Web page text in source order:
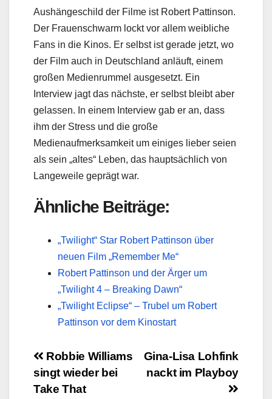
Aushängeschild der Filme ist Robert Pattinson.
Der Frauenschwarm lockt vor allem weibliche
Fans in die Kinos. Er selbst ist gerade jetzt, wo
der Film auch in Deutschland anläuft, einem
großen Medienrummel ausgesetzt. Ein
Interview jagt das nächste, er selbst bleibt aber
gelassen. In einem Interview gab er an, dass
ihm der Stress und die große
Medienaufmerksamkeit um einiges lieber seien
als sein „altes“ Leben, das hauptsächlich von
Langeweile geprägt war.
Ähnliche Beiträge:
„Twilight“ Star Robert Pattinson über
neuen Film „Remember Me“
Robert Pattinson und der Ärger um
„Twilight 4 – Breaking Dawn“
„Twilight Eclipse“ – Trubel um Robert
Pattinson vor dem Kinostart
Beitragsnavigation
Gina-Lisa Lohfink
nackt im Playboy
Robbie Williams
singt wieder bei
Take That